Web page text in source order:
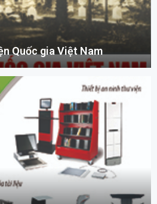
Quốc gia Việt Nam